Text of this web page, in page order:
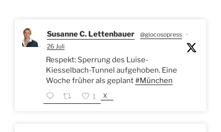
Susanne C. Lettenbauer @giocosopress ·
26 Juli
Respekt: Sperrung des Luise-
Kiesselbach-Tunnel aufgehoben. Eine
Woche früher als geplant#München
1 X